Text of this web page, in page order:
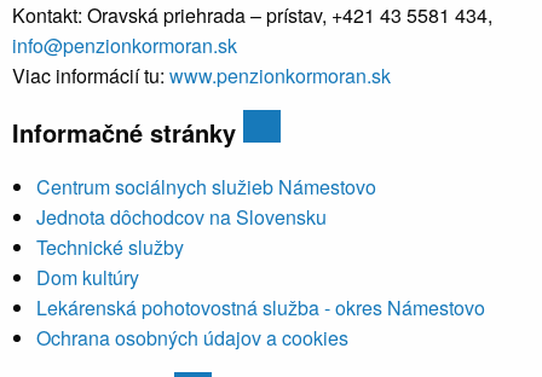
Kontakt: Oravská priehrada – prístav, +421 43 5581 434,
info@penzionkormoran.sk
Viac informácií tu: www.penzionkormoran.sk
Informačné stránky
Centrum sociálnych služieb Námestovo
Jednota dôchodcov na Slovensku
Technické služby
Dom kultúry
Lekárenská pohotovostná služba - okres Námestovo
Ochrana osobných údajov a cookies